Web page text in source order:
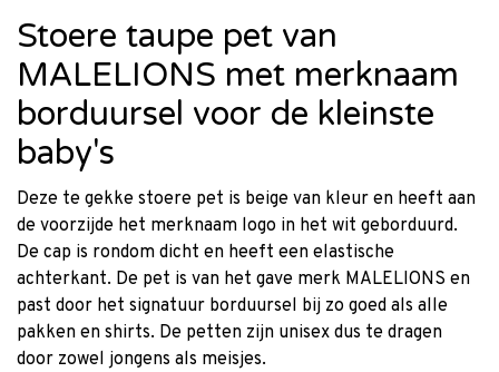
Stoere taupe pet van
MALELIONS met merknaam
borduursel voor de kleinste
baby's
Deze te gekke stoere pet is beige van kleur en heeft aan
de voorzijde het merknaam logo in het wit geborduurd.
De cap is rondom dicht en heeft een elastische
achterkant. De pet is van het gave merk MALELIONS en
past door het signatuur borduursel bij zo goed als alle
pakken en shirts. De petten zijn unisex dus te dragen
door zowel jongens als meisjes.